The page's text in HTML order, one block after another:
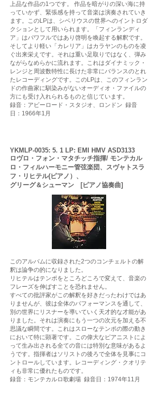
上品な作品の1つです。 作品を暗がりの深い海に持
っていかず、緊張感を持って音楽は演奏されていき
ます。このLPは、シベリウスの世界へのイントロダ
クションとして用いられます。「フィンランディ
ア」はパワフルではあり啓明を喚起する解釈です。
そしてより軽い「カレリア」はカラヤンのものを凌
ぐ出来栄えです。それは重い足取りではなく、弾み
ながらなめらかに流れます。これはダイナミック・
レンジと周波数特性に長けた非常にバランスのとれ
たレコーディングです。このLPは、このフィンラン
ドの作曲家に馴染みがないオーディオ・ファイルの
方にも受け入れられるものと信じています。
録音：アビーロード・スタジオ、ロンドン 録音
日：1966年1月
YKMLP-0035: 5. 1 LP: EMI HMV ASD3133
ロヴロ・フォン・マタチッチ指揮/ モンテカル
ロ・フィルハーモニー管弦楽団、スヴャトスラ
フ・リヒテル(ピアノ）、
グリーグ＆シューマン [ピアノ協奏曲]
このアルバムに収録された2つのコンチェルトの解
釈は論争の的になりました。
リヒテルはテンポをところどころで変えて、音楽の
フレーズを伸ばすことを恐れません。
すべての批評家がこの解釈を好きだったわけではあ
りませんが、彼は全体のパフォーマンスを通して、
別の世界にリスナーを導いていく天才的な才能があ
りました。それは演奏にもう一つの次元を加える不
思議な瞬間です。これはスローなテンポの際の動き
において特に顕著です。この偉大なピアニストによ
って生み出される全ての音には特別な意味があるよ
うです。指揮者はソリストの後ろで全体を見事にコ
ントロールしています。レコーディング・クオリテ
ィも非常に優れたものです。
録音：モンテカルロ歌劇場 録音日：1974年11月